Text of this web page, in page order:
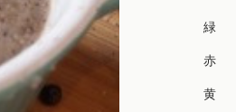
緑
赤
黄